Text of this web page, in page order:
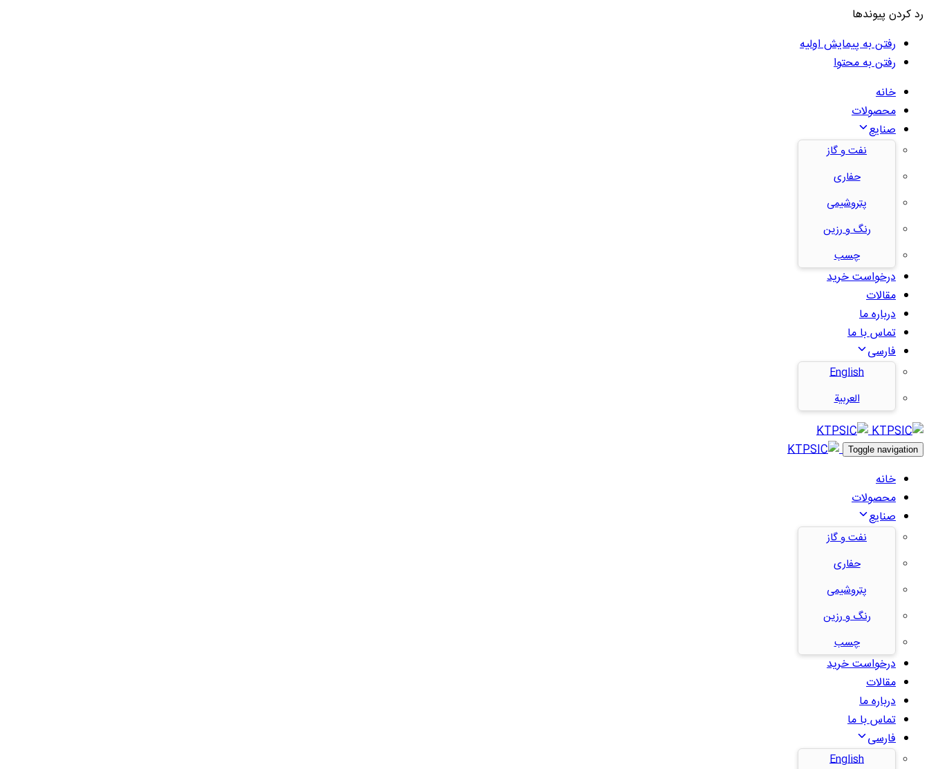
رد کردن پیوندها
رفتن به پیمایش اولیه
رفتن به محتوا
خانه
محصولات
صنایع
نفت و گاز
حفاری
پتروشیمی
رنگ و رزین
چسب
درخواست خرید
مقالات
درباره ما
تماس با ما
فارسی
English
العربية
Toggle navigation
خانه
محصولات
صنایع
نفت و گاز
حفاری
پتروشیمی
رنگ و رزین
چسب
درخواست خرید
مقالات
درباره ما
تماس با ما
فارسی
English